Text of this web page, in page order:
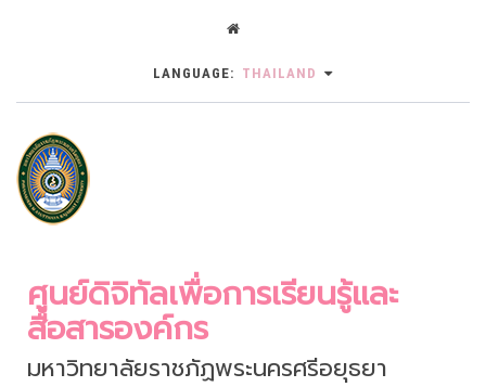
LANGUAGE: THAILAND
ศูนย์ดิจิทัลเพื่อการเรียนรู้และ
สื่อสารองค์กร
มหาวิทยาลัยราชภัฏพระนครศรีอยุธยา